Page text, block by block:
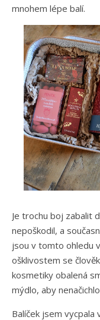
mnohem lépe balí.
Je trochu boj zabalit
nepoškodil, a
jsou v tomto ohledu
ošklivostem se
kosmetiky obalená
mýdlo, aby
Balíček jsem